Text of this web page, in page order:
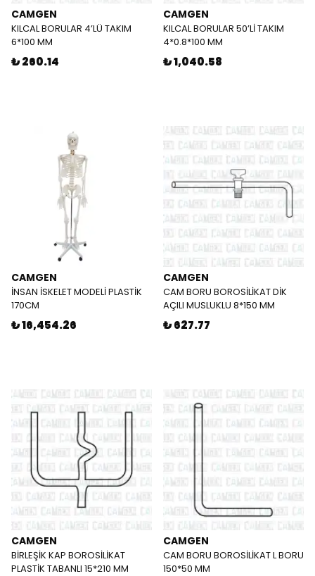
CAMGEN
KILCAL BORULAR 4’LÜ TAKIM
6*100 MM
₺ 260.14
CAMGEN
KILCAL BORULAR 50’Lİ TAKIM
4*0.8*100 MM
₺ 1,040.58
CAMGEN
İNSAN İSKELET MODELİ PLASTİK
170CM
₺ 16,454.26
CAMGEN
CAM BORU BOROSİLİKAT DİK
AÇILI MUSLUKLU 8*150 MM
₺ 627.77
CAMGEN
BİRLEŞİK KAP BOROSİLİKAT
PLASTİK TABANLI 15*210 MM
CAMGEN
CAM BORU BOROSİLİKAT L BORU
150*50 MM